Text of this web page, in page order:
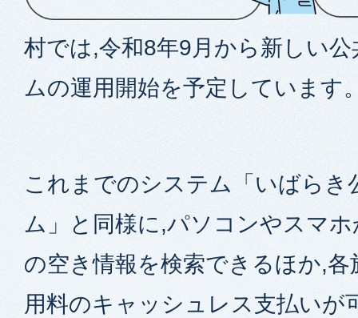
村では,令和8年9月から新しい
ムの運用開始を予定しています
これまでのシステム「いばらき
ム」と同様に,パソコンやスマ
の空き情報を検索できるほか,各
用料のキャッシュレス支払いが